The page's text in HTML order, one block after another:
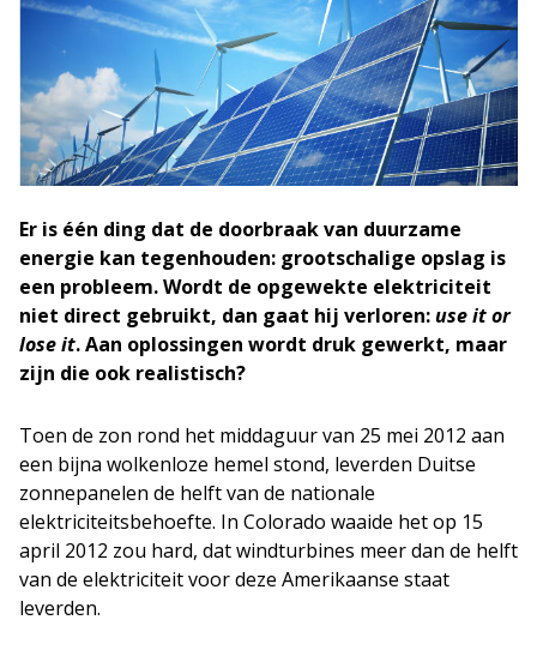
Er is één ding dat de doorbraak van duurzame
energie kan tegenhouden: grootschalige opslag is
een probleem. Wordt de opgewekte elektriciteit
niet direct gebruikt, dan gaat hij verloren:use it or
lose it. Aan oplossingen wordt druk gewerkt, maar
zijn die ook realistisch?
Toen de zon rond het middaguur van 25 mei 2012 aan
een bijna wolkenloze hemel stond, leverden Duitse
zonnepanelen de helft van de nationale
elektriciteitsbehoefte. In Colorado waaide het op 15
april 2012 zou hard, dat windturbines meer dan de helft
van de elektriciteit voor deze Amerikaanse staat
leverden.